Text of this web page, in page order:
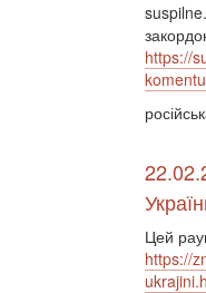
https://
Цей
https://